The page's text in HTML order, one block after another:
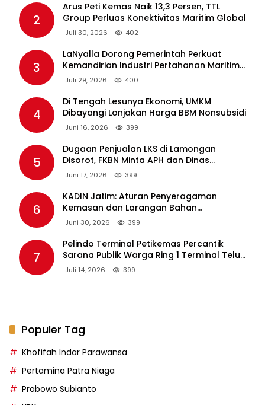
2
Arus Peti Kemas Naik 13,3 Persen, TTL
Group Perluas Konektivitas Maritim Global
Juli 30, 2026 402
3
LaNyalla Dorong Pemerintah Perkuat
Kemandirian Industri Pertahanan Maritim
Lewat PT PAL
Juli 29, 2026 400
4
Di Tengah Lesunya Ekonomi, UMKM
Dibayangi Lonjakan Harga BBM Nonsubsidi
Juni 16, 2026 399
5
Dugaan Penjualan LKS di Lamongan
Disorot, FKBN Minta APH dan Dinas
Pendidikan Bertindak Tegas.
Juni 17, 2026 399
6
KADIN Jatim: Aturan Penyeragaman
Kemasan dan Larangan Bahan
Tambahan Berpotensi Ganggu Industri
Juni 30, 2026 399
7
Pelindo Terminal Petikemas Percantik
Sarana Publik Warga Ring 1 Terminal Teluk
Lamong Lewat Program TJSL
Juli 14, 2026 399
Populer Tag
Khofifah Indar Parawansa
Pertamina Patra Niaga
Prabowo Subianto